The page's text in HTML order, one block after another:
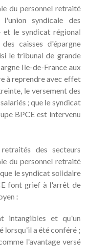
du personnel retraité
syndicale des
et le syndicat régional
caisses d'épargne
le tribunal de grande
Ile-de-France aux
à reprendre avec effet
le versement des
; que le syndicat
BPCE est intervenu
des secteurs
du personnel retraité
le syndicat solidaire
font grief à l'arrêt de
:
intangibles et qu'un
lorsqu'il a été conféré ;
l'avantage versé